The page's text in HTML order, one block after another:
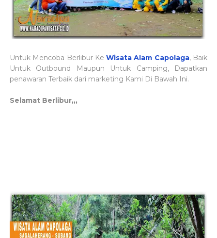
Untuk Mencoba Berlibur KeWisata Alam Capolaga, Baik
Untuk Outbound Maupun Untuk Camping, Dapatkan
penawaran Terbaik dari marketing Kami Di Bawah Ini.
Selamat Berlibur,,,